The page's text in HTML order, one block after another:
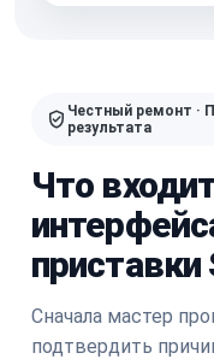
Честный ремонт ·
результата
Что
приставки
Сначала мастер
подтвердить